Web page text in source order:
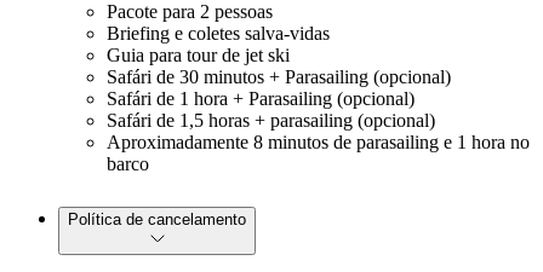
Pacote para 2 pessoas
Briefing e coletes salva-vidas
Guia para tour de jet ski
Safári de 30 minutos + Parasailing (opcional)
Safári de 1 hora + Parasailing (opcional)
Safári de 1,5 horas + parasailing (opcional)
Aproximadamente 8 minutos de parasailing e 1 hora no
barco
Política de cancelamento